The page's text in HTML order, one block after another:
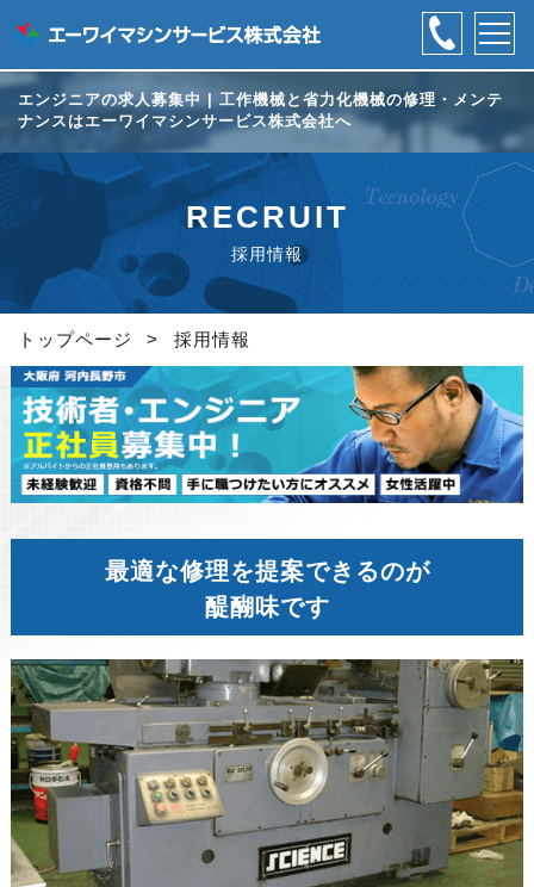
エンジニアの求人募集中 | 工作機械と省力化機械の修理・メンテ
ナンスはエーワイマシンサービス株式会社へ
RECRUIT
採用情報
トップページ > 採用情報
最適な修理を提案できるのが
醍醐味です